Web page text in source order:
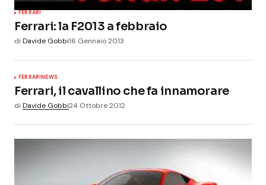
FERRARI
Ferrari: la F2013 a febbraio
di Davide Gobbi16 Gennaio 2013
FERRARINEWS
Ferrari, il cavallino che fa innamorare
di Davide Gobbi24 Ottobre 2012